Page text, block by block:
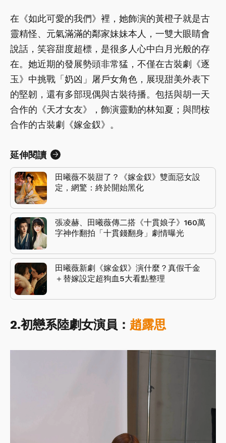
在《如此可愛的我們》裡，她飾演的黃橙子就是古
靈精怪、元氣滿滿的鄰家妹妹本人，一雙大眼睛會
說話，笑容甜度超標，是很多人心中白月光般的存
在。她近期的發展勢頭非常猛，不僅在古裝劇《逐
玉》中挑戰「奶凶」屠戶女角色，展現甜美外表下
的堅韌，還有多部現偶與古裝待播。包括與胡一天
合作的《天才女友》，飾演靈動的林知夏；與閆桉
合作的古裝劇《嫁金釵》。
延伸閱讀
田曦薇不裝甜了？《嫁金釵》雙面惡女設
定，網驚：終於開始黑化
張凌赫、田曦薇傳二搭《十貫娘子》160萬
字神作翻拍「十貫錢翻身」劇情曝光
田曦薇新劇《嫁金釵》演什麼？真假千金
＋替嫁設定超狗血5大看點整理
2.初戀系陸劇女演員： 趙露思